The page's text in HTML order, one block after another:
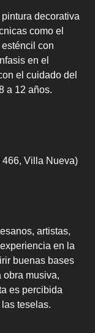
decorativa
como el
con
en el
el cuidado del
a 12 años.
466, Villa Nueva)
artistas,
en la
buenas bases
obra musiva,
es percibida
teselas.